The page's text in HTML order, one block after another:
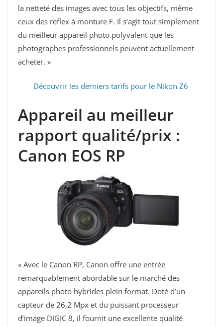
la netteté des images avec tous les objectifs, même
ceux des reflex à monture F. Il s’agit tout simplement
du meilleur appareil photo polyvalent que les
photographes professionnels peuvent actuellement
acheter. »
Découvrir les derniers tarifs pour le Nikon Z6
Appareil au meilleur
rapport qualité/prix :
Canon EOS RP
« Avec le Canon RP, Canon offre une entrée
remarquablement abordable sur le marché des
appareils photo hybrides plein format. Doté d’un
capteur de 26,2 Mpx et du puissant processeur
d’image DIGIC 8, il fournit une excellente qualité